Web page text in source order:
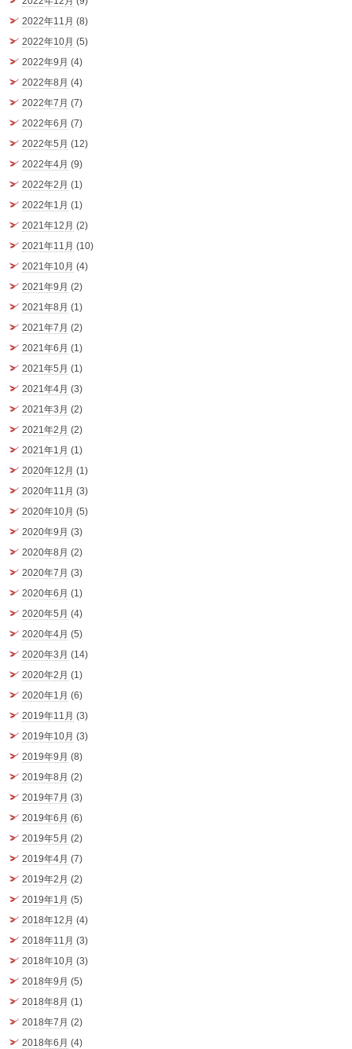
2022年11月 (8)
2022年10月 (5)
2022年9月 (4)
2022年8月 (4)
2022年7月 (7)
2022年6月 (7)
2022年5月 (12)
2022年4月 (9)
2022年2月 (1)
2022年1月 (1)
2021年12月 (2)
2021年11月 (10)
2021年10月 (4)
2021年9月 (2)
2021年8月 (1)
2021年7月 (2)
2021年6月 (1)
2021年5月 (1)
2021年4月 (3)
2021年3月 (2)
2021年2月 (2)
2021年1月 (1)
2020年12月 (1)
2020年11月 (3)
2020年10月 (5)
2020年9月 (3)
2020年8月 (2)
2020年7月 (3)
2020年6月 (1)
2020年5月 (4)
2020年4月 (5)
2020年3月 (14)
2020年2月 (1)
2020年1月 (6)
2019年11月 (3)
2019年10月 (3)
2019年9月 (8)
2019年8月 (2)
2019年7月 (3)
2019年6月 (6)
2019年5月 (2)
2019年4月 (7)
2019年2月 (2)
2019年1月 (5)
2018年12月 (4)
2018年11月 (3)
2018年10月 (3)
2018年9月 (5)
2018年8月 (1)
2018年7月 (2)
2018年6月 (4)